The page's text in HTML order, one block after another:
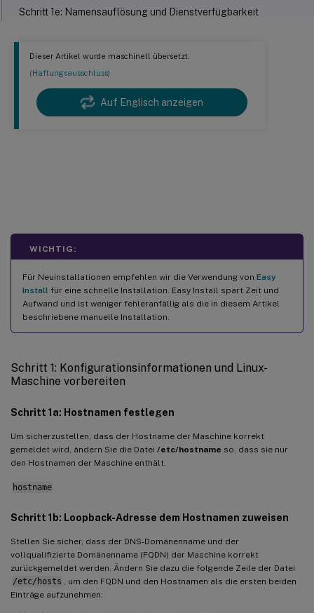
Dieser Artikel wurde maschinell übersetzt.
(Haftungsausschluss)
Auf Englisch anzeigen
WICHTIG:
Für Neuinstallationen empfehlen wir die Verwendung von Easy
Install für eine schnelle Installation. Easy Install spart Zeit und
Aufwand und ist weniger fehleranfällig als die in diesem Artikel
beschriebene manuelle Installation.
Schritt 1: Konfigurationsinformationen und Linux-
Maschine vorbereiten
Schritt 1a: Hostnamen festlegen
Um sicherzustellen, dass der Hostname der Maschine korrekt
gemeldet wird, ändern Sie die Datei /etc/hostname so, dass sie nur
den Hostnamen der Maschine enthält.
hostname
Schritt 1b: Loopback-Adresse dem Hostnamen zuweisen
Stellen Sie sicher, dass der DNS-Domänenname und der
vollqualifizierte Domänenname (FQDN) der Maschine korrekt
zurückgemeldet werden. Ändern Sie dazu die folgende Zeile der Datei
/etc/hosts
, um den FQDN und den Hostnamen als die ersten beiden
Einträge aufzunehmen:
Schritt 1e: Namensauflösung und Dienstverfügbarkeit
Schritt 1h: Repositories für die Installation notwendiger
Abhängigkeiten hinzufügen
Schritt 1i: Eine zu verwendende Datenbank installieren und
Schritt 3: Die Linux-VM zur Windows-Domäne hinzufügen
Samba Winbind
Quest-Authentifizierungsdienst
PBIS
Schritt 5: Linux VDA-Paket herunterladen
Schritt 6: Linux VDA installieren
Schritt 6a: Linux VDA installieren
Schritt 6b: Linux VDA aktualisieren (optional)
Geführte Konfiguration
Automatisierte Konfiguration
Konfigurationsänderungen entfernen